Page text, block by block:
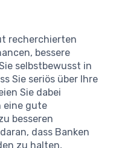
recherchierten
bessere
selbstbewusst in
Sie seriös über Ihre
Sie dabei
eine gute
besseren
dass Banken
zu halten,